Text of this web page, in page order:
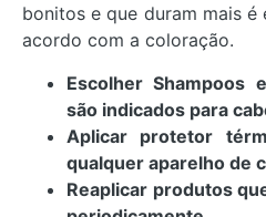
bonitos e que duram mais
acordo com a coloração.
Escolher Shampoos
são indicados para
Aplicar protetor
qualquer aparelho de
Reaplicar produtos